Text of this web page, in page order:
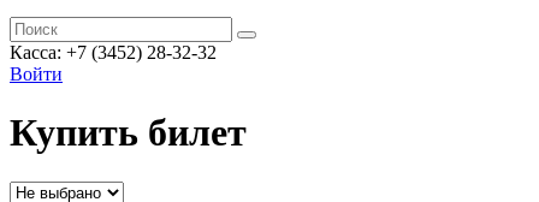
Касса: +7 (3452) 28-32-32
Войти
Купить билет